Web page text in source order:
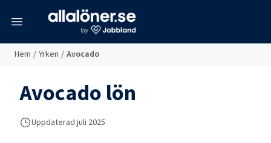
Hem / Yrken / Avocado
Avocadolön
Uppdaterad juli 2025